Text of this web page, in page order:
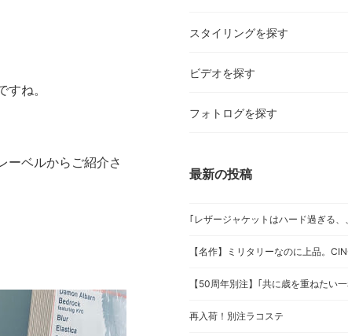
ね。
ーベルからご紹介さ
スタイリングを探す
ビデオを探す
フォトログを探す
最新の投稿
再入荷！別注ラコステ